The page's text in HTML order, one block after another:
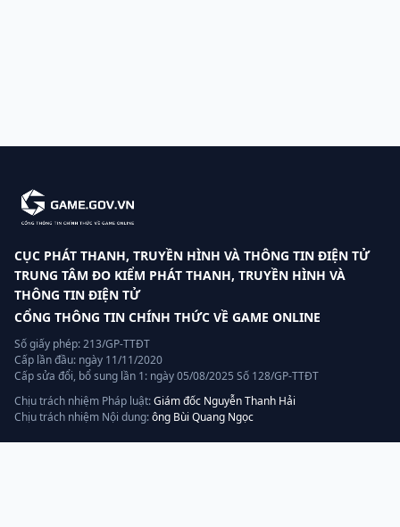
CỤC PHÁT THANH, TRUYỀN HÌNH VÀ THÔNG TIN ĐIỆN TỬ
TRUNG TÂM ĐO KIỂM PHÁT THANH, TRUYỀN HÌNH VÀ
THÔNG TIN ĐIỆN TỬ
CỔNG THÔNG TIN CHÍNH THỨC VỀ GAME ONLINE
Số giấy phép: 213/GP-TTĐT
Cấp lần đầu: ngày 11/11/2020
Cấp sửa đổi, bổ sung lần 1: ngày 05/08/2025 Số 128/GP-TTĐT
Chịu trách nhiệm Pháp luật:Giám đốc Nguyễn Thanh Hải
Chịu trách nhiệm Nội dung:ông Bùi Quang Ngọc